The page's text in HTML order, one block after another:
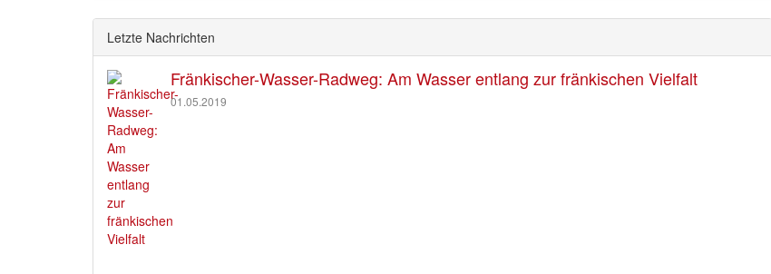
Letzte Nachrichten
Fränkischer-Wasser-Radweg: Am Wasser entlang zur fränkischen Vielfalt
01.05.2019